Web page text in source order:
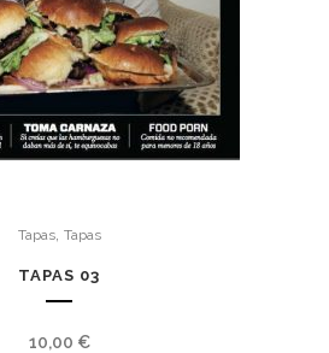
Tapas, Tapas
TAPAS 03
10,00 €